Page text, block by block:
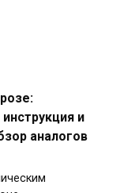
и
аналогов